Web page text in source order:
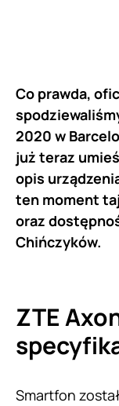
Co prawda,
2020 w
już teraz
opis
ten moment
oraz
Chińczyków.
ZTE
Smartfon